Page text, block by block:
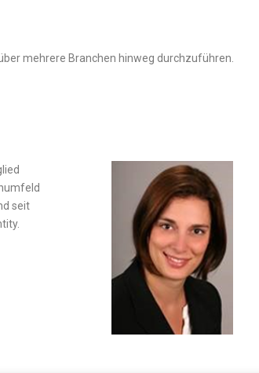
mehrere Branchen hinweg durchzuführen.
seit